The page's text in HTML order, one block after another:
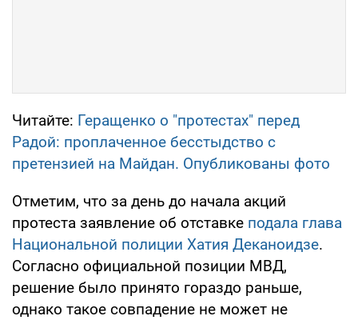
Читайте: Геращенко о "протестах" перед
Радой: проплаченное бесстыдство с
претензией на Майдан. Опубликованы фото
Отметим, что за день до начала акций
протеста заявление об отставке подала глава
Национальной полиции Хатия Деканоидзе.
Согласно официальной позиции МВД,
решение было принято гораздо раньше,
однако такое совпадение не может не